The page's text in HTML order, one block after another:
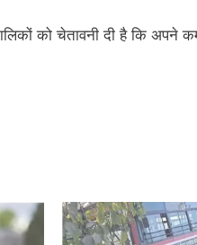
को चेतावनी दी है कि अपने